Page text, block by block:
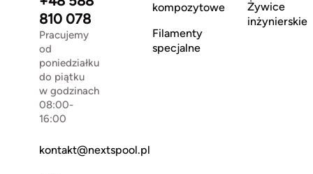
810 078
Pracujemy
od
poniedziałku
do piątku
w godzinach
08:00-
16:00
kontakt@nextspool.pl
kompozytowe
Filamenty
specjalne
Żywice
inżynierskie